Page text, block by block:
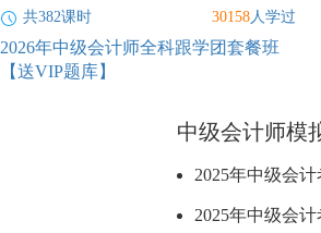
共382课时 30158人学过
2026年中级会计师全科跟学团套餐班
【送VIP题库】
中级会计师模
2025年中级会
2025年中级会